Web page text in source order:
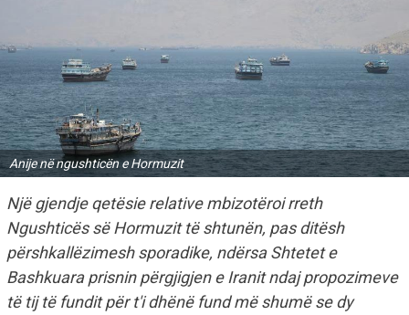
Anije në ngushticën e Hormuzit
Një gjendje qetësie relative mbizotëroi rreth
Ngushticës së Hormuzit të shtunën, pas ditësh
përshkallëzimesh sporadike, ndërsa Shtetet e
Bashkuara prisnin përgjigjen e Iranit ndaj propozimeve
të tij të fundit për t'i dhënë fund më shumë se dy